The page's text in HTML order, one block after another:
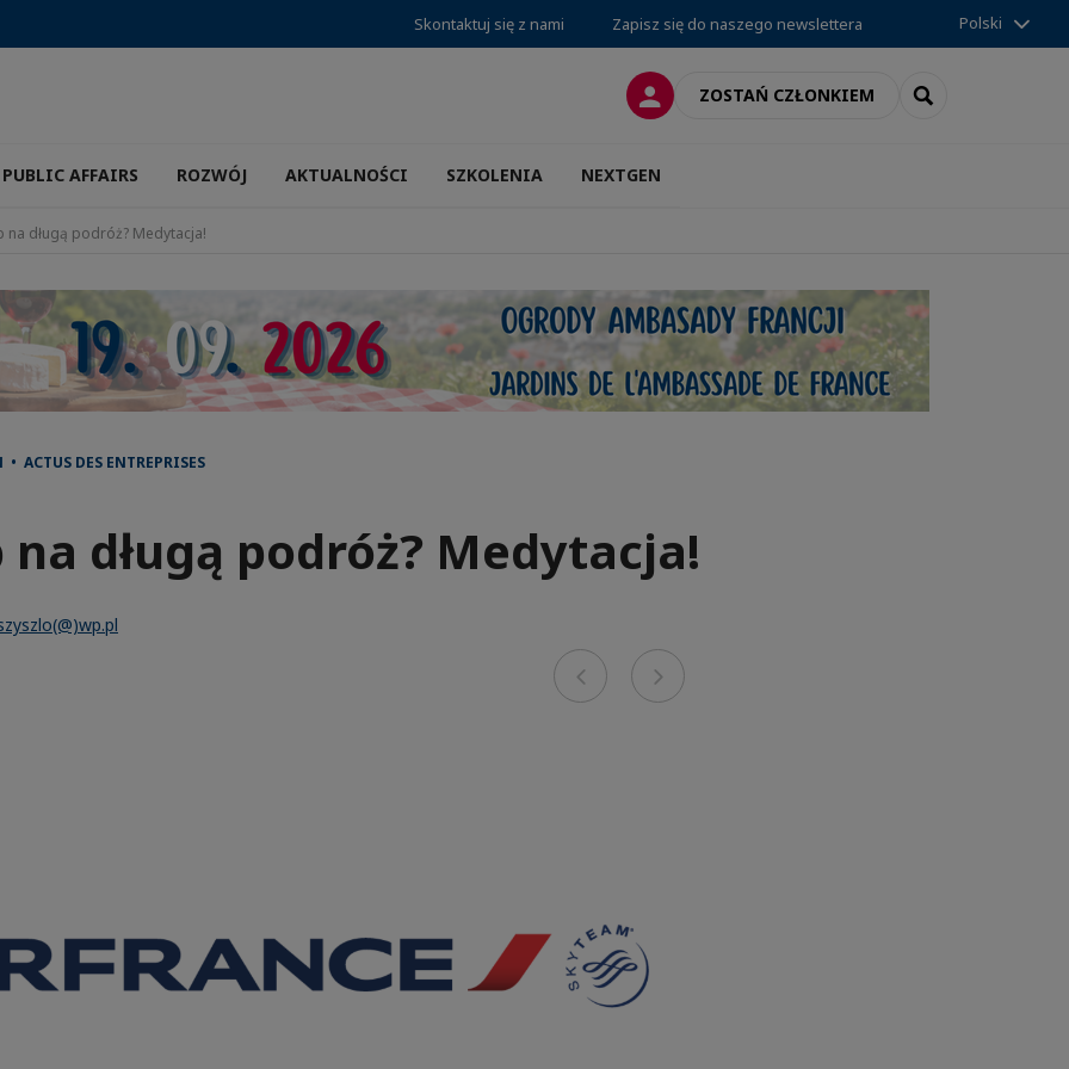
Skontaktuj się z nami Zapisz się do naszego newslettera Polski
LOGOWANIEZOSTAŃ CZŁONKIEM SEARCH
PUBLIC AFFAIRS ROZWÓJ AKTUALNOŚCI SZKOLENIA NEXTGEN
na długą podróż? Medytacja!
ACTUS DES ENTREPRISES
na długą podróż? Medytacja!
Previous